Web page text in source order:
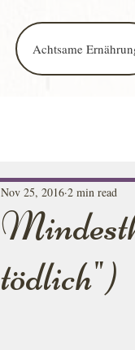
Achtsame
tödlich")
Nov 25, 2016 2 min read